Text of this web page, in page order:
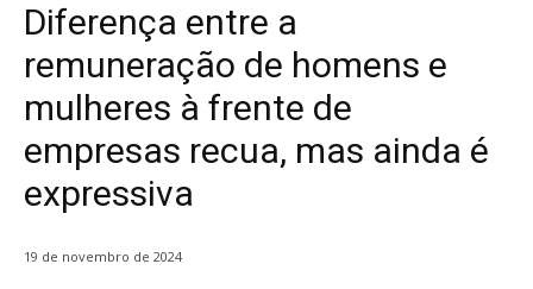
Diferença entre a
remuneração de homens e
mulheres à frente de
empresas recua, mas ainda é
expressiva
19 de novembro de 2024